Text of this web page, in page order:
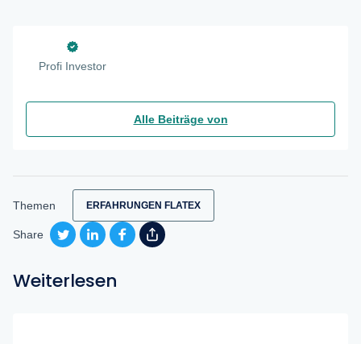
Profi Investor
Alle Beiträge von
Themen ERFAHRUNGEN FLATEX
Share
Weiterlesen